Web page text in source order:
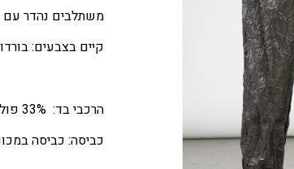
משתלבים נהדר
קיים בצבעים:
הרכבי בד: 33% פוליאסטר 67% ויסקוזה
כביסה: כביסה במכונה עד 30